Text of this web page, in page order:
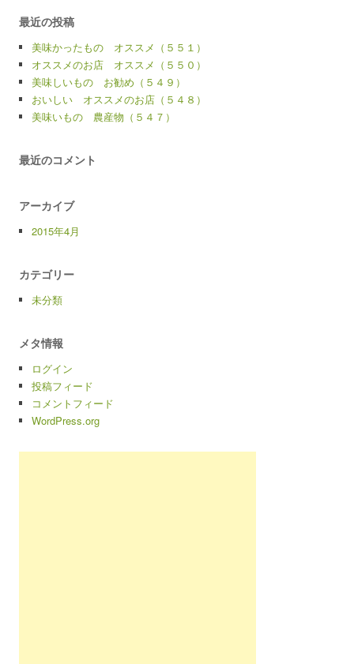
最近の投稿
美味かったもの オススメ（５５１）
オススメのお店 オススメ（５５０）
美味しいもの お勧め（５４９）
おいしい オススメのお店（５４８）
美味いもの 農産物（５４７）
最近のコメント
アーカイブ
2015年4月
カテゴリー
未分類
メタ情報
ログイン
投稿フィード
コメントフィード
WordPress.org